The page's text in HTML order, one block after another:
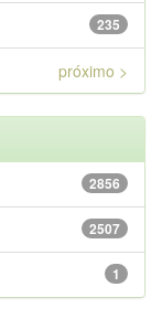
235
próximo >
2856
2507
1